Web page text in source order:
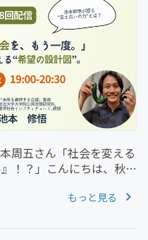
周五さん「社会を変える
！？」こんにちは、秋元
本周五さん。秋元さんと
もっと見る